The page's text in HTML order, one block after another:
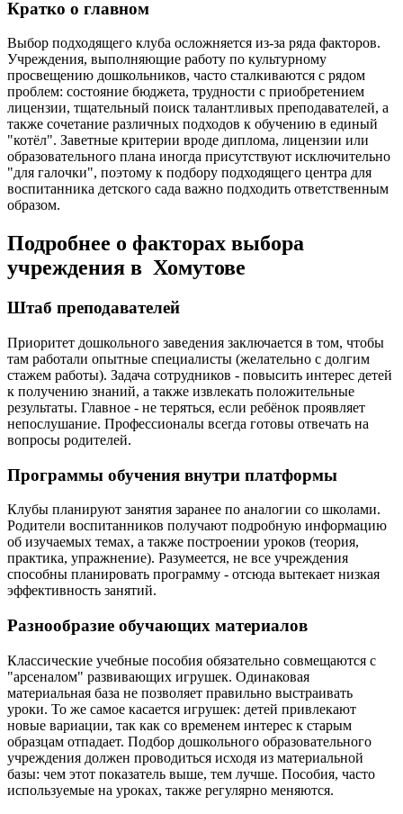
Кратко о главном
Выбор подходящего клуба осложняется из-за ряда факторов.
Учреждения, выполняющие работу по культурному
просвещению дошкольников, часто сталкиваются с рядом
проблем: состояние бюджета, трудности с приобретением
лицензии, тщательный поиск талантливых преподавателей, а
также сочетание различных подходов к обучению в единый
"котёл". Заветные критерии вроде диплома, лицензии или
образовательного плана иногда присутствуют исключительно
"для галочки", поэтому к подбору подходящего центра для
воспитанника детского сада важно подходить ответственным
образом.
Подробнее о факторах выбора
учреждения в Хомутове
Штаб преподавателей
Приоритет дошкольного заведения заключается в том, чтобы
там работали опытные специалисты (желательно с долгим
стажем работы). Задача сотрудников - повысить интерес детей
к получению знаний, а также извлекать положительные
результаты. Главное - не теряться, если ребёнок проявляет
непослушание. Профессионалы всегда готовы отвечать на
вопросы родителей.
Программы обучения внутри платформы
Клубы планируют занятия заранее по аналогии со школами.
Родители воспитанников получают подробную информацию
об изучаемых темах, а также построении уроков (теория,
практика, упражнение). Разумеется, не все учреждения
способны планировать программу - отсюда вытекает низкая
эффективность занятий.
Разнообразие обучающих материалов
Классические учебные пособия обязательно совмещаются с
"арсеналом" развивающих игрушек. Одинаковая
материальная база не позволяет правильно выстраивать
уроки. То же самое касается игрушек: детей привлекают
новые вариации, так как со временем интерес к старым
образцам отпадает. Подбор дошкольного образовательного
учреждения должен проводиться исходя из материальной
базы: чем этот показатель выше, тем лучше. Пособия, часто
используемые на уроках, также регулярно меняются.